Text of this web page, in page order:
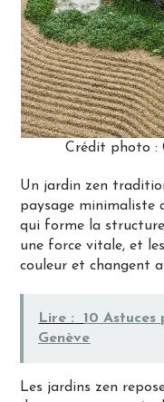
Crédit photo :
Un jardin zen
paysage minimaliste
qui forme la
une force vitale, et
couleur et changent
Lire :
10
Genève
Les jardins zen